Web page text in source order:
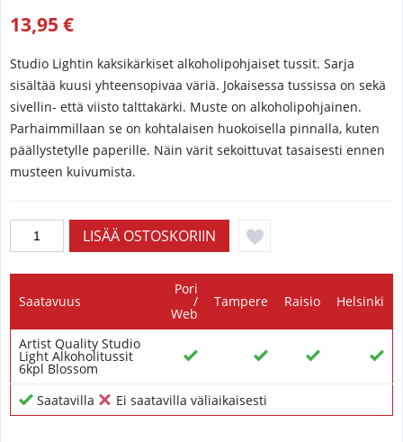
13,95 €
Studio Lightin kaksikärkiset alkoholipohjaiset tussit. Sarja
sisältää kuusi yhteensopivaa väriä. Jokaisessa tussissa on sekä
sivellin- että viisto talttakärki. Muste on alkoholipohjainen.
Parhaimmillaan se on kohtalaisen huokoisella pinnalla, kuten
päällystetylle paperille. Näin värit sekoittuvat tasaisesti ennen
musteen kuivumista.
Saatavuus
Pori
/
Web
Tampere Raisio Helsinki
Artist Quality Studio
Light Alkoholitussit
6kpl Blossom
Saatavilla
Ei saatavilla väliaikaisesti